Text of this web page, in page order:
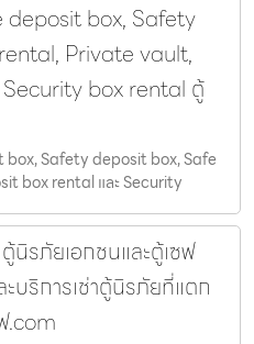
deposit box, Safety
Private vault,
box rental ตู้
Safety deposit box, Safe
box rental และ Security
นิรภัยเอกชนและตู้เซฟ
ะบริการเช่าตู้นิรภัยที่แตก
.com